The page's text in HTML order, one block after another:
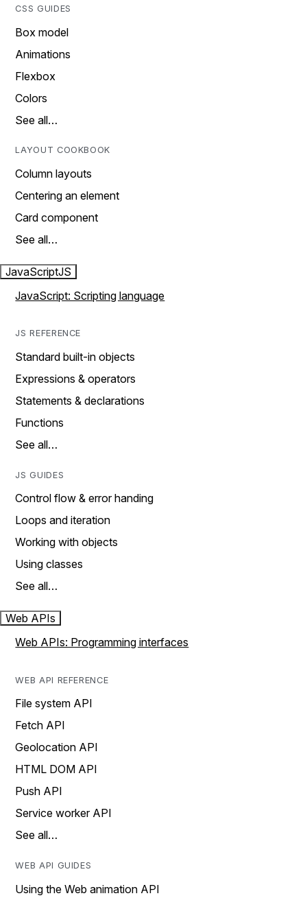
CSS GUIDES
Box model
Animations
Flexbox
Colors
See all…
LAYOUT COOKBOOK
Column layouts
Centering an element
Card component
See all…
JavaScriptJS
JavaScript: Scripting language
JS REFERENCE
Standard built-in objects
Expressions & operators
Statements & declarations
Functions
See all…
JS GUIDES
Control flow & error handing
Loops and iteration
Working with objects
Using classes
See all…
Web APIs
Web APIs: Programming interfaces
WEB API REFERENCE
File system API
Fetch API
Geolocation API
HTML DOM API
Push API
Service worker API
See all…
WEB API GUIDES
Using the Web animation API